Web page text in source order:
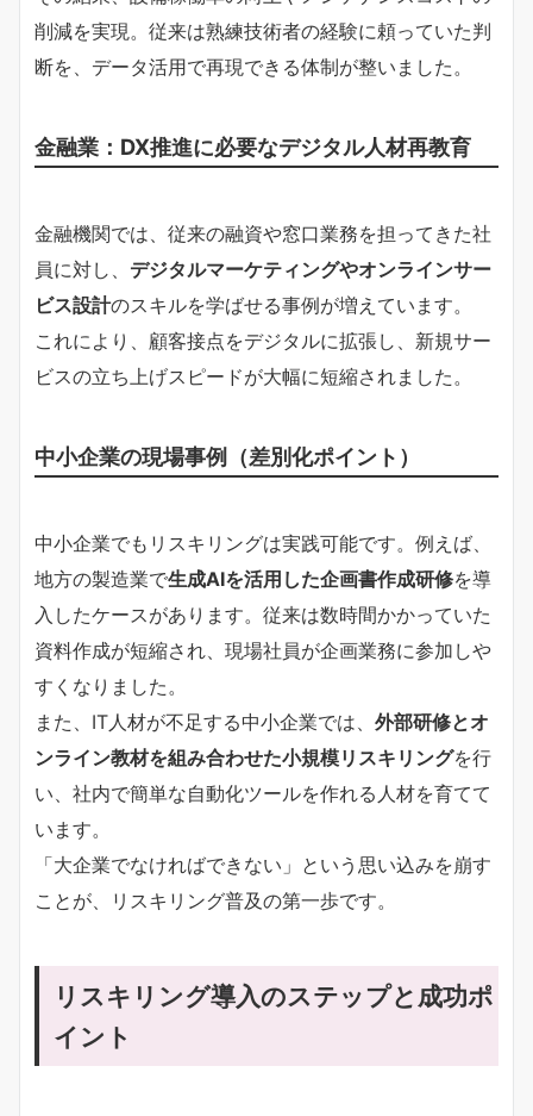
削減を実現。従来は熟練技術者の経験に頼っていた判
断を、データ活用で再現できる体制が整いました。
金融業：DX推進に必要なデジタル人材再教育
金融機関では、従来の融資や窓口業務を担ってきた社
員に対し、 デジタルマーケティングやオンラインサー
ビス設計のスキルを学ばせる事例が増えています。
これにより、顧客接点をデジタルに拡張し、新規サー
ビスの立ち上げスピードが大幅に短縮されました。
中小企業の現場事例（差別化ポイント）
中小企業でもリスキリングは実践可能です。例えば、
地方の製造業で生成AIを活用した企画書作成研修を導
入したケースがあります。従来は数時間かかっていた
資料作成が短縮され、現場社員が企画業務に参加しや
すくなりました。
また、IT人材が不足する中小企業では、 外部研修とオ
ンライン教材を組み合わせた小規模リスキリングを行
い、社内で簡単な自動化ツールを作れる人材を育てて
います。
「大企業でなければできない」という思い込みを崩す
ことが、リスキリング普及の第一歩です。
リスキリング導入のステップと成功ポ
イント